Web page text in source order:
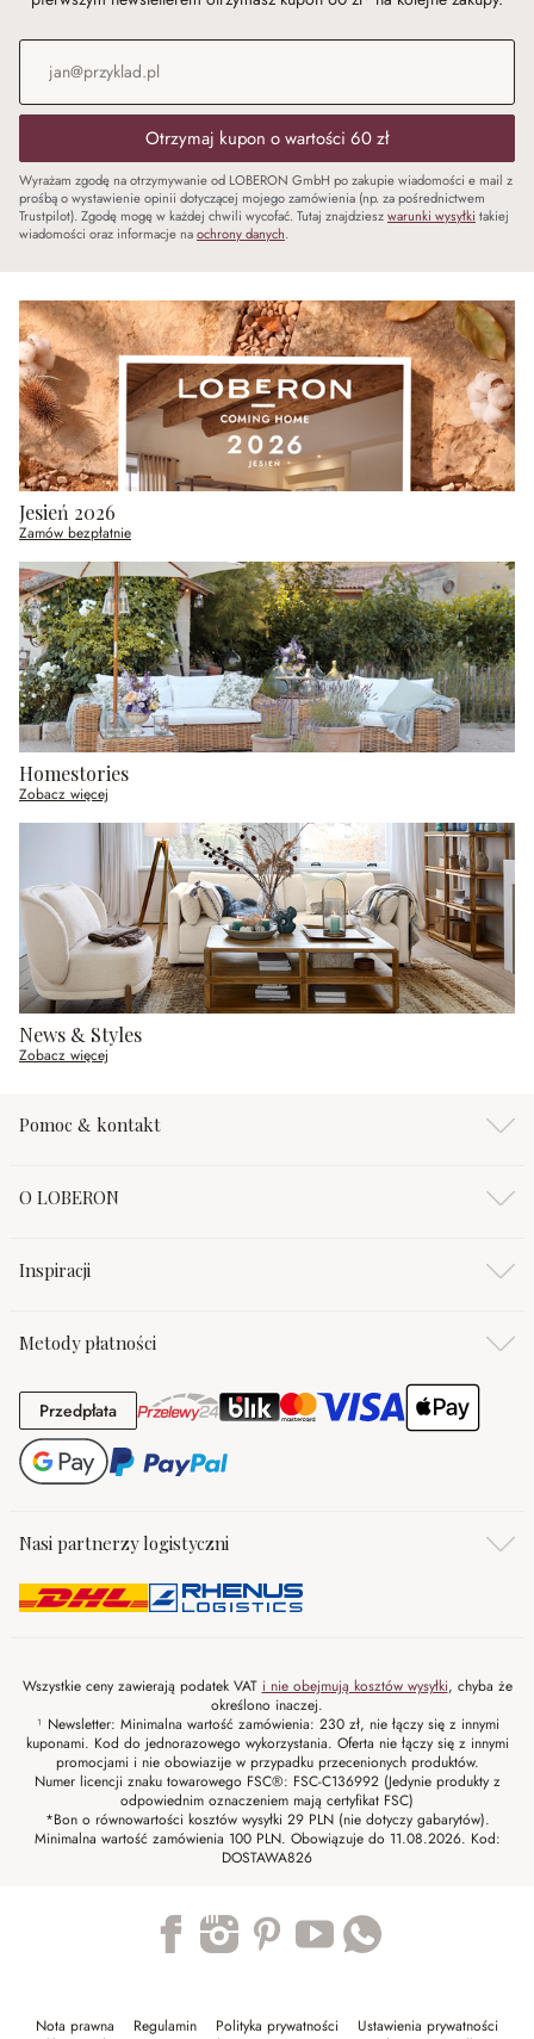
Adres e-mail*
Otrzymaj kupon o wartości 60 zł
Wyrażam zgodę na otrzymywanie od LOBERON GmbH po zakupie wiadomości e mail z
prośbą o wystawienie opinii dotyczącej mojego zamówienia (np. za pośrednictwem
Trustpilot). Zgodę mogę w każdej chwili wycofać. Tutaj znajdzieszwarunki wysyłki takiej
wiadomości oraz informacje naochrony danych.
Jesień 2026
Zamów bezpłatnie
Homestories
Zobacz więcej
News & Styles
Zobacz więcej
Pomoc & kontakt
O LOBERON
Inspiracji
Metody płatności
PrzedpłataPrzedpłata
Nasi partnerzy logistyczni
Wszystkie ceny zawierają podatek VAT i nie obejmują kosztów wysyłki, chyba że
określono inaczej.
¹ Newsletter: Minimalna wartość zamówienia: 230 zł, nie łączy się z innymi
kuponami. Kod do jednorazowego wykorzystania. Oferta nie łączy się z innymi
promocjami i nie obowiazije w przypadku przecenionych produktów.
Numer licencji znaku towarowego FSC®: FSC-C136992 (Jedynie produkty z
odpowiednim oznaczeniem mają certyfikat FSC)
*Bon o równowartości kosztów wysyłki 29 PLN (nie dotyczy gabarytów).
Minimalna wartość zamówienia 100 PLN. Obowiązuje do 11.08.2026. Kod:
DOSTAWA826
Nota prawna Regulamin Polityka prywatności
Ustawienia prywatności